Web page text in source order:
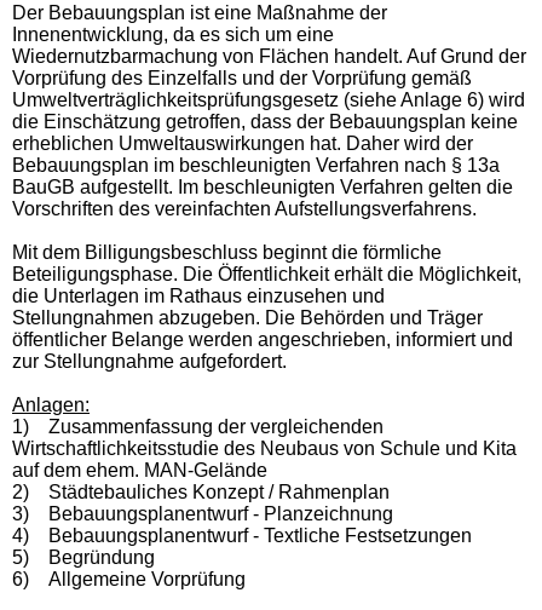
Der Bebauungsplan ist eine Maßnahme der
Innenentwicklung, da es sich um eine
Wiedernutzbarmachung von Flächen handelt. Auf Grund der
Vorprüfung des Einzelfalls und der Vorprüfung gemäß
Umweltverträglichkeitsprüfungsgesetz (siehe Anlage 6) wird
die Einschätzung getroffen, dass der Bebauungsplan keine
erheblichen Umweltauswirkungen hat. Daher wird der
Bebauungsplan im beschleunigten Verfahren nach § 13a
BauGB aufgestellt. Im beschleunigten Verfahren gelten die
Vorschriften des vereinfachten Aufstellungsverfahrens.
Mit dem Billigungsbeschluss beginnt die förmliche
Beteiligungsphase. Die Öffentlichkeit erhält die Möglichkeit,
die Unterlagen im Rathaus einzusehen und
Stellungnahmen abzugeben. Die Behörden und Träger
öffentlicher Belange werden angeschrieben, informiert und
zur Stellungnahme aufgefordert.
Anlagen:
1)
Zusammenfassung der vergleichenden
Wirtschaftlichkeitsstudie des Neubaus von Schule und Kita
auf dem ehem. MAN-Gelände
2)
Städtebauliches Konzept / Rahmenplan
3)
Bebauungsplanentwurf - Planzeichnung
4)
Bebauungsplanentwurf - Textliche Festsetzungen
5)
Begründung
6)
Allgemeine Vorprüfung